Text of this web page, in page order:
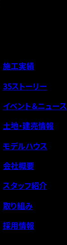
施工実績
35ストーリー
イベント＆ニュース
土地・建売情報
モデルハウス
会社概要
スタッフ紹介
取り組み
採用情報